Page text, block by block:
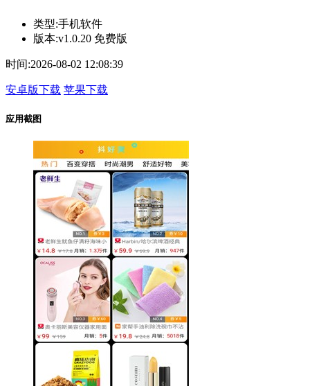
类型:手机软件
版本:v1.0.20 免费版
时间:2026-08-02 12:08:39
安卓版下载 苹果下载
应用截图